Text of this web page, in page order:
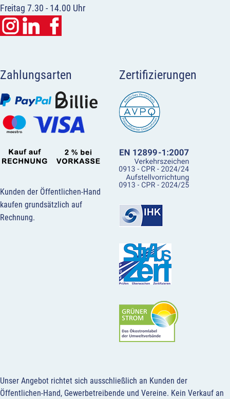
Freitag 7.30 - 14.00 Uhr
Zahlungsarten
Kunden der Öffentlichen-Hand
kaufen grundsätzlich auf
Rechnung.
Zertifizierungen
Unser Angebot richtet sich ausschließlich an Kunden der
Öffentlichen-Hand, Gewerbetreibende und Vereine. Kein Verkauf an